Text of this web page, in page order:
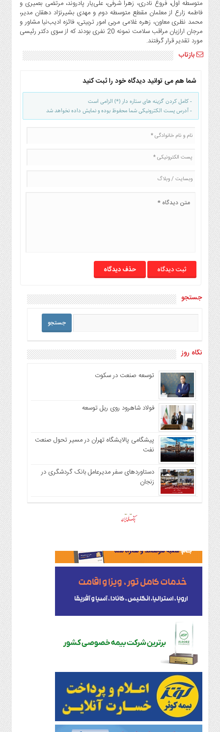
متوسطه اول، فروغ نادری، زهرا شرفی، علی‌یار پادروند، مرتضی بصیری و
فاطمه زارع از معلمان مقطع متوسطه دوم و مهدی بشیرنژاد دهقان مدیر،
محمد نظری معاون، زهره غلامی مربی امور تربیتی، فائزه ادیب‌نیا مشاور و
مرجان ارازیان مراقب سلامت نمونه 20 نفری بودند که از سوی دکتر رئیسی
مورد تقدیر قرار گرفتند.
بازتاب
شما هم می توانید دیدگاه خود را ثبت کنید
- کامل کردن گزینه های ستاره دار (*) الزامی است
- آدرس پست الکترونیکی شما محفوظ بوده و نمایش داده نخواهد شد
حذف دیدگاه
جستجو
نگاه روز
توسعه صنعت در سکوت
فولاد شاهرود روی ریل توسعه
پیشگامی پالایشگاه تهران در مسیر تحول صنعت
نفت
دستاوردهای سفر مدیرعامل بانک گردشگری در
زنجان